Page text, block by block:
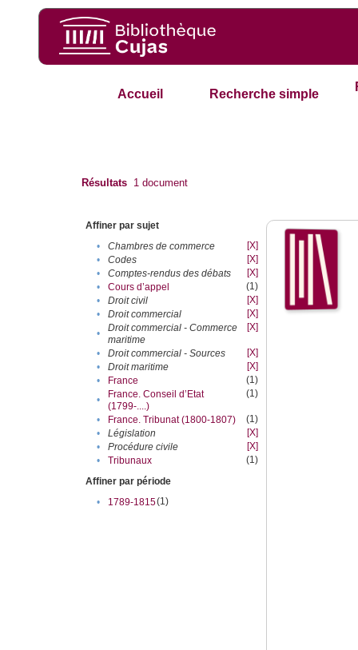
Accueil Recherche simple
Résultats 1 document
Affiner par sujet
•
Chambres de commerce
[X]
•
Codes
[X]
•
Comptes-rendus des débats
[X]
•
Cours d’appel
(1)
•
Droit civil
[X]
•
Droit commercial
[X]
•
Droit commercial - Commerce
maritime
[X]
• Droit commercial - Sources
[X]
•
Droit maritime
[X]
•
France
(1)
•
France. Conseil d’Etat
(1799-....)
(1)
• France. Tribunat (1800-1807)
(1)
•
Législation
[X]
•
Procédure civile
[X]
•
Tribunaux
(1)
Affiner par période
•
1789-1815(1)